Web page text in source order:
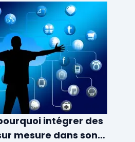
intégrer des
mesure dans son